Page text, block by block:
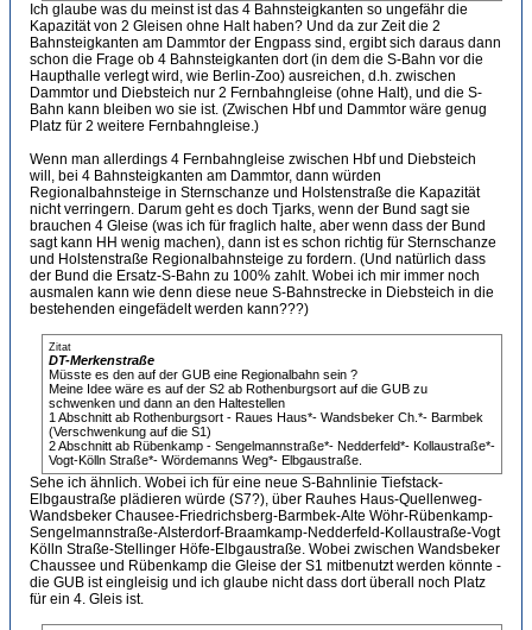
Ich glaube was du meinst ist das 4 Bahnsteigkanten so ungefähr die
Kapazität von 2 Gleisen ohne Halt haben? Und da zur Zeit die 2
Bahnsteigkanten am Dammtor der Engpass sind, ergibt sich daraus dann
schon die Frage ob 4 Bahnsteigkanten dort (in dem die S-Bahn vor die
Haupthalle verlegt wird, wie Berlin-Zoo) ausreichen, d.h. zwischen
Dammtor und Diebsteich nur 2 Fernbahngleise (ohne Halt), und die S-
Bahn kann bleiben wo sie ist. (Zwischen Hbf und Dammtor wäre genug
Platz für 2 weitere Fernbahngleise.)
Wenn man allerdings 4 Fernbahngleise zwischen Hbf und Diebsteich
will, bei 4 Bahnsteigkanten am Dammtor, dann würden
Regionalbahnsteige in Sternschanze und Holstenstraße die Kapazität
nicht verringern. Darum geht es doch Tjarks, wenn der Bund sagt sie
brauchen 4 Gleise (was ich für fraglich halte, aber wenn dass der Bund
sagt kann HH wenig machen), dann ist es schon richtig für Sternschanze
und Holstenstraße Regionalbahnsteige zu fordern. (Und natürlich dass
der Bund die Ersatz-S-Bahn zu 100% zahlt. Wobei ich mir immer noch
ausmalen kann wie denn diese neue S-Bahnstrecke in Diebsteich in die
bestehenden eingefädelt werden kann???)
Zitat
DT-Merkenstraße
Müsste es den auf der GUB eine Regionalbahn sein ?
Meine Idee wäre es auf der S2 ab Rothenburgsort auf die GUB zu
schwenken und dann an den Haltestellen
1 Abschnitt ab Rothenburgsort - Raues Haus*- Wandsbeker Ch.*- Barmbek
(Verschwenkung auf die S1)
2 Abschnitt ab Rübenkamp - Sengelmannstraße*- Nedderfeld*- Kollaustraße*-
Vogt-Kölln Straße*- Wördemanns Weg*- Elbgaustraße.
Sehe ich ähnlich. Wobei ich für eine neue S-Bahnlinie Tiefstack-
Elbgaustraße plädieren würde (S7?), über Rauhes Haus-Quellenweg-
Wandsbeker Chausee-Friedrichsberg-Barmbek-Alte Wöhr-Rübenkamp-
Sengelmannstraße-Alsterdorf-Braamkamp-Nedderfeld-Kollaustraße-Vogt
Kölln Straße-Stellinger Höfe-Elbgaustraße. Wobei zwischen Wandsbeker
Chaussee und Rübenkamp die Gleise der S1 mitbenutzt werden könnte -
die GUB ist eingleisig und ich glaube nicht dass dort überall noch Platz
für ein 4. Gleis ist.